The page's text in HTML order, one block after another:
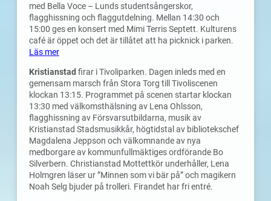
med Bella Voce – Lunds studentsångerskor,
flagghissning och flaggutdelning. Mellan 14:30 och
15:00 ges en konsert med Mimi Terris Septett. Kulturens
café är öppet och det är tillåtet att ha picknick i parken.
Läs mer
Kristianstad firar i Tivoliparken. Dagen inleds med en
gemensam marsch från Stora Torg till Tivoliscenen
klockan 13:15. Programmet på scenen startar klockan
13:30 med välkomsthälsning av Lena Ohlsson,
flagghissning av Försvarsutbildarna, musik av
Kristianstad Stadsmusikkår, högtidstal av bibliotekschef
Magdalena Jeppson och välkomnande av nya
medborgare av kommunfullmäktiges ordförande Bo
Silverbern. Christianstad Mottettkör underhåller, Lena
Holmgren läser ur ”Minnen som vi bär på” och magikern
Noah Selg bjuder på trolleri. Firandet har fri entré.